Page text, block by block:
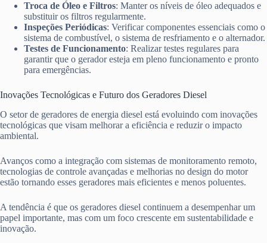
Troca de Óleo e Filtros: Manter os níveis de óleo adequados e
substituir os filtros regularmente.
Inspeções Periódicas: Verificar componentes essenciais como o
sistema de combustível, o sistema de resfriamento e o alternador.
Testes de Funcionamento: Realizar testes regulares para
garantir que o gerador esteja em pleno funcionamento e pronto
para emergências.
Inovações Tecnológicas e Futuro dos Geradores Diesel
O setor de geradores de energia diesel está evoluindo com inovações
tecnológicas que visam melhorar a eficiência e reduzir o impacto
ambiental.
Avanços como a integração com sistemas de monitoramento remoto,
tecnologias de controle avançadas e melhorias no design do motor
estão tornando esses geradores mais eficientes e menos poluentes.
A tendência é que os geradores diesel continuem a desempenhar um
papel importante, mas com um foco crescente em sustentabilidade e
inovação.